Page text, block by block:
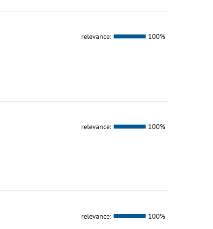
relevance: 100%
relevance: 100%
relevance: 100%